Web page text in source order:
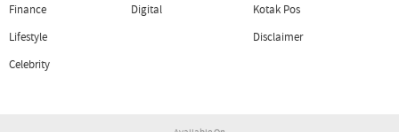
Finance
Lifestyle
Celebrity
Digital
Kotak Pos
Disclaimer